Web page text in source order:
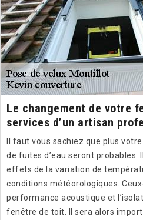
Le changement de votre
services d’un artisan
Il faut vous sachiez que plus
de fuites d’eau seront probables.
effets de la variation de
conditions météorologiques.
performance acoustique et
fenêtre de toit. Il sera alors